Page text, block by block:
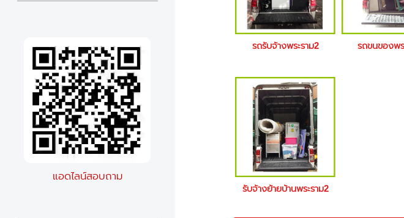
รถรับจ้างพระราม2 รถขนของพ
รับจ้างย้ายบ้านพระราม2
แอดไลน์สอบถาม